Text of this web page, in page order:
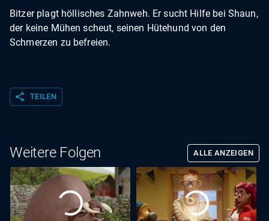
Bitzer plagt höllisches Zahnweh. Er sucht Hilfe bei Shaun,
der keine Mühen scheut, seinen Hütehund von den
Schmerzen zu befreien.
share TEILEN
Weitere Folgen ALLE ANZEIGEN